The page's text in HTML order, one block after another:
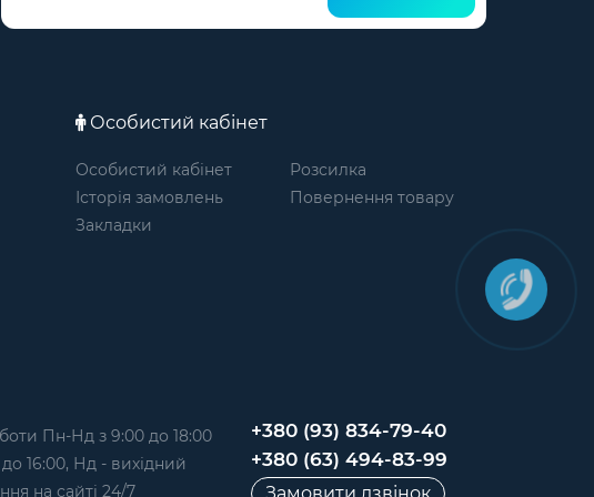
Особистий кабінет
Особистий кабінет
Історія замовлень
Закладки
Розсилка
Повернення товару
Пн-Нд з 9:00 до 18:00
16:00, Нд - вихідний
на сайтi 24/7
+380 (93) 834-79-40
+380 (63) 494-83-99